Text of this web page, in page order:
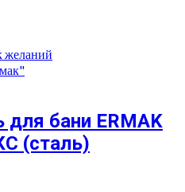
желаний
для бани ERMAK
(сталь)